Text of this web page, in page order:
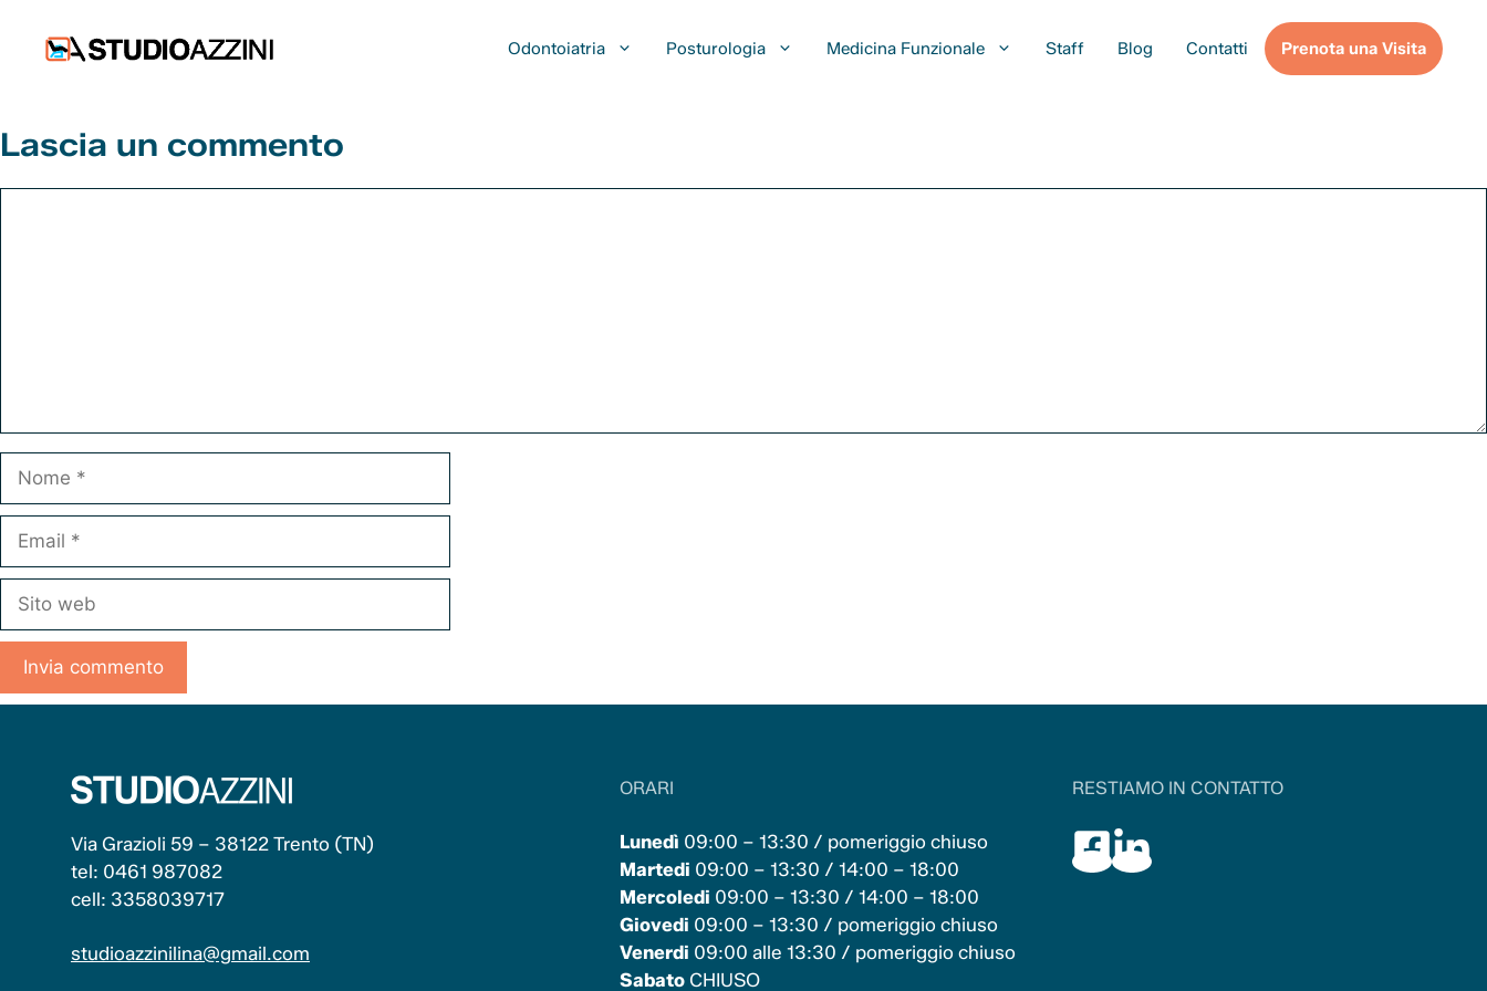
contenuto
Odontoiatria Posturologia Medicina Funzionale Staff Blog Contatti Prenota una Visita
Lascia un commento
web
Via Grazioli 59 – 38122 Trento (TN)
tel: 0461 987082
cell: 3358039717
studioazzinilina@gmail.com
ORARI
Lunedì 09:00 – 13:30 / pomeriggio chiuso
Martedi 09:00 – 13:30 / 14:00 – 18:00
Mercoledi 09:00 – 13:30 / 14:00 – 18:00
Giovedi 09:00 – 13:30 / pomeriggio chiuso
Venerdi 09:00 alle 13:30 / pomeriggio chiuso
Sabato CHIUSO
RESTIAMO IN CONTATTO